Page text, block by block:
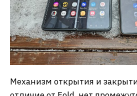
Механизм открытия и